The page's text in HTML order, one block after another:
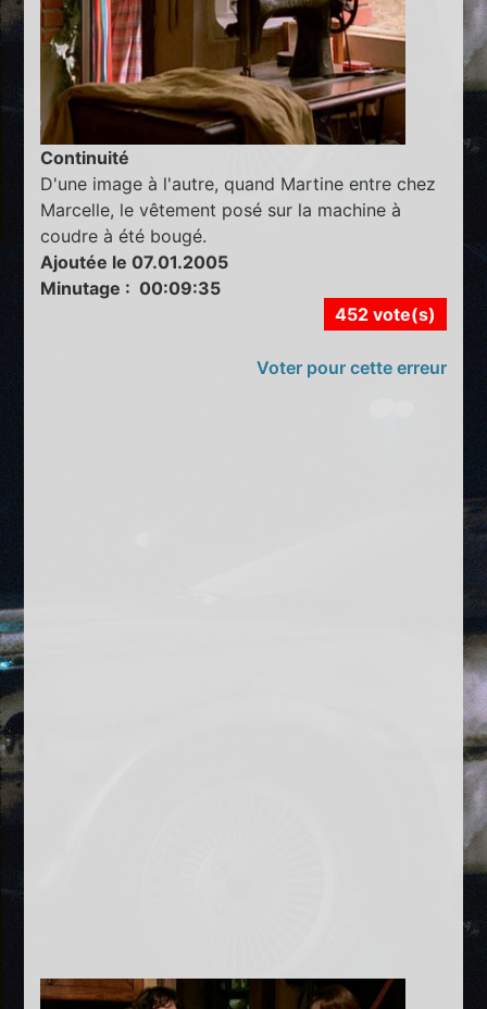
Continuité
D'une image à l'autre, quand Martine entre chez
Marcelle, le vêtement posé sur la machine à
coudre à été bougé.
Ajoutée le 07.01.2005
Minutage : 00:09:35
452 vote(s)
Voter pour cette erreur